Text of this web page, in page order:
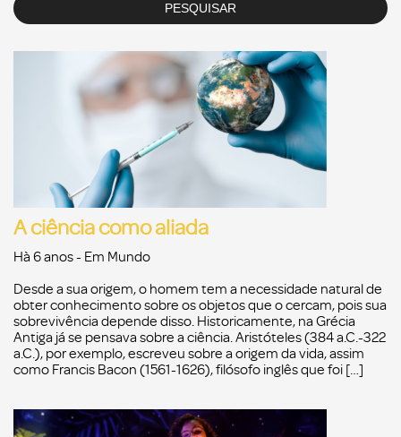
PESQUISAR
A ciência como aliada
Hà 6 anos- Em Mundo
Desde a sua origem, o homem tem a necessidade natural de
obter conhecimento sobre os objetos que o cercam, pois sua
sobrevivência depende disso. Historicamente, na Grécia
Antiga já se pensava sobre a ciência. Aristóteles (384 a.C.-322
a.C.), por exemplo, escreveu sobre a origem da vida, assim
como Francis Bacon (1561-1626), filósofo inglês que foi […]